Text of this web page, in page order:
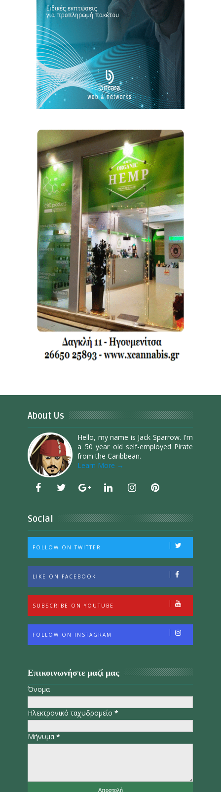
About Us
Hello, my name is Jack Sparrow. I'm
a 50 year old self-employed Pirate
from the Caribbean.
Learn More →
Social
FOLLOW ON TWITTER
LIKE ON FACEBOOK
SUBSCRIBE ON YOUTUBE
FOLLOW ON INSTAGRAM
Επικοινωνήστε μαζί μας
Όνομα
Ηλεκτρονικό ταχυδρομείο*
Μήνυμα*